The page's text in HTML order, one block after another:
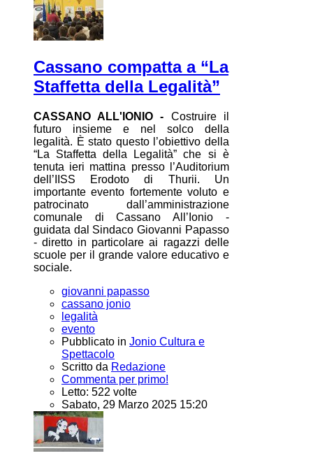
Cassano compatta a “La
Staffetta della Legalità”
CASSANO ALL'IONIO - Costruire il
futuro insieme e nel solco della
legalità. È stato questo l’obiettivo della
“La Staffetta della Legalità” che si è
tenuta ieri mattina presso l’Auditorium
dell’IISS Erodoto di Thurii. Un
importante evento fortemente voluto e
patrocinato dall’amministrazione
comunale di Cassano All’Ionio -
guidata dal Sindaco Giovanni Papasso
- diretto in particolare ai ragazzi delle
scuole per il grande valore educativo e
sociale.
giovanni papasso
cassano jonio
legalità
evento
Pubblicato in Jonio Cultura e
Spettacolo
Scritto da Redazione
Commenta per primo!
Letto: 522 volte
Sabato, 29 Marzo 2025 15:20